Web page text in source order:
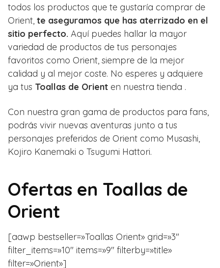
todos los productos que te gustaría comprar de
Orient, te aseguramos que has aterrizado en el
sitio perfecto. Aquí puedes hallar la mayor
variedad de productos de tus personajes
favoritos como Orient, siempre de la mejor
calidad y al mejor coste. No esperes y adquiere
ya tus Toallas de Orient en nuestra tienda .
Con nuestra gran gama de productos para fans,
podrás vivir nuevas aventuras junto a tus
personajes preferidos de Orient como Musashi,
Kojiro Kanemaki o Tsugumi Hattori.
Ofertas en Toallas de
Orient
[aawp bestseller=»Toallas Orient» grid=»3″
filter_items=»10″ items=»9″ filterby=»title»
filter=»Orient»]